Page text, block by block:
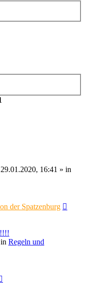
16:41 » in
der Spatzenburg
Regeln und